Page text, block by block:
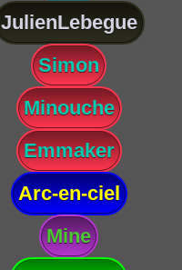
JulienLebegue
Simon
Minouche
Emmaker
Arc-en-ciel
Mine